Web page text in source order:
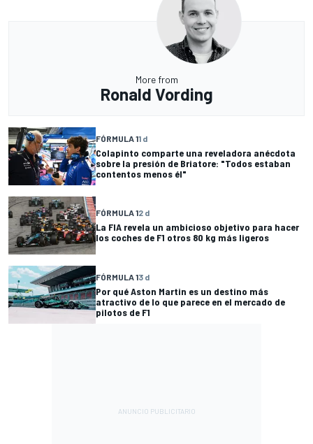
More from
Ronald Vording
FÓRMULA 11 d
Colapinto comparte una reveladora anécdota
sobre la presión de Briatore: "Todos estaban
contentos menos él"
FÓRMULA 12 d
La FIA revela un ambicioso objetivo para hacer
los coches de F1 otros 80 kg más ligeros
FÓRMULA 13 d
Por qué Aston Martin es un destino más
atractivo de lo que parece en el mercado de
pilotos de F1